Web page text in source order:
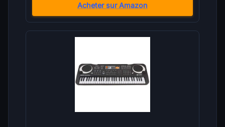
Acheter sur Amazon